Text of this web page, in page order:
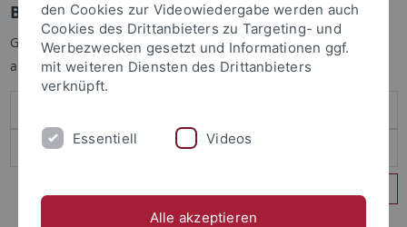
Benutzeranmeldung
Geben Sie Ihren Benutzernamen und Ihr Passwort an um sich
anzumelden:
den Cookies zur Videowiedergabe werden auch
Cookies des Drittanbieters zu Targeting- und
Werbezwecken gesetzt und Informationen ggf.
mit weiteren Diensten des Drittanbieters
verknüpft.
Essentiell Videos
Alle akzeptieren